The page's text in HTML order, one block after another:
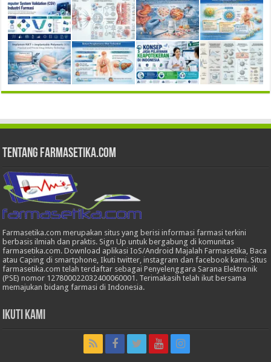
Tentang Farmasetika.com
Farmasetika.com merupakan situs yang berisi informasi farmasi terkini
berbasis ilmiah dan praktis. Sign Up untuk bergabung di komunitas
farmasetika.com. Download aplikasi IoS/Android Majalah Farmasetika, Baca
atau Caping di smartphone, Ikuti twitter, instagram dan facebook kami. Situs
farmasetika.com telah terdaftar sebagai Penyelenggara Sarana Elektronik
(PSE) nomor 127800022032400060001. Terimakasih telah ikut bersama
memajukan bidang farmasi di Indonesia.
Ikuti Kami